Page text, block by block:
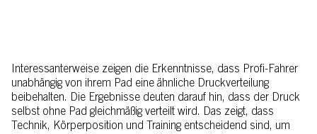
Interessanterweise zeigen die Erkenntnisse, dass Profi-Fahrer
unabhängig von ihrem Pad eine ähnliche Druckverteilung
beibehalten. Die Ergebnisse deuten darauf hin, dass der Druck
selbst ohne Pad gleichmäßig verteilt wird. Das zeigt, dass
Technik, Körperposition und Training entscheidend sind, um